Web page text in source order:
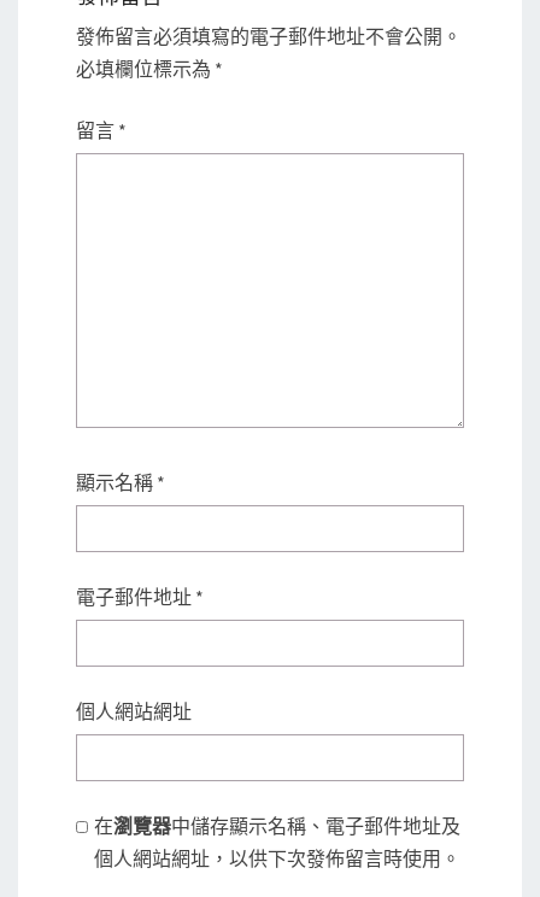
發佈留言必須填寫的電子郵件地址不會公開。
必填欄位標示為 *
留言 *
顯示名稱 *
電子郵件地址 *
個人網站網址
在瀏覽器中儲存顯示名稱、電子郵件地址及
個人網站網址，以供下次發佈留言時使用。